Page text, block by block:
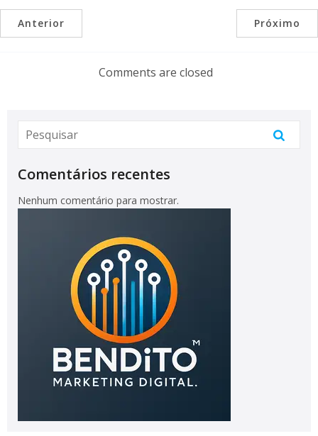
Anterior Próximo
Comments are closed
Comentários recentes
Nenhum comentário para mostrar.